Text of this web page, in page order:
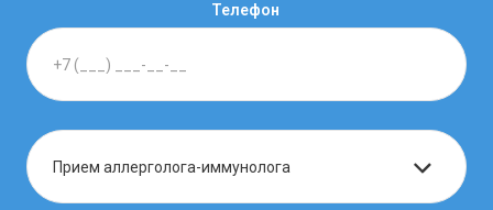
Телефон